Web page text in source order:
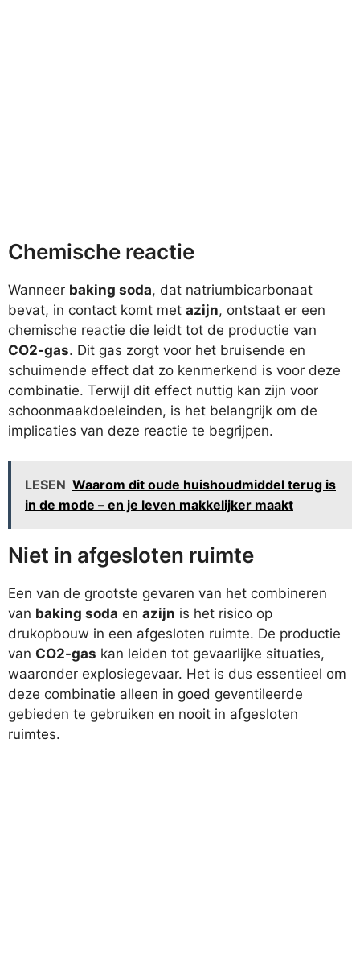
Chemische reactie
Wanneer baking soda, dat natriumbicarbonaat
bevat, in contact komt met azijn, ontstaat er een
chemische reactie die leidt tot de productie van
CO2-gas. Dit gas zorgt voor het bruisende en
schuimende effect dat zo kenmerkend is voor deze
combinatie. Terwijl dit effect nuttig kan zijn voor
schoonmaakdoeleinden, is het belangrijk om de
implicaties van deze reactie te begrijpen.
LESEN Waarom dit oude huishoudmiddel terug is
in de mode – en je leven makkelijker maakt
Niet in afgesloten ruimte
Een van de grootste gevaren van het combineren
van baking soda en azijn is het risico op
drukopbouw in een afgesloten ruimte. De productie
van CO2-gas kan leiden tot gevaarlijke situaties,
waaronder explosiegevaar. Het is dus essentieel om
deze combinatie alleen in goed geventileerde
gebieden te gebruiken en nooit in afgesloten
ruimtes.